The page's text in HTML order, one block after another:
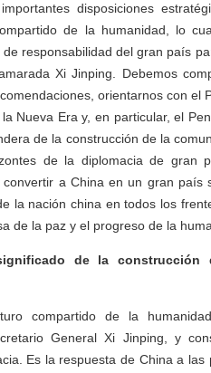
disposiciones
de la humanidad, lo
responsabilidad del gran país
Xi Jinping. Debemos
orientarnos con el
Nueva Era y, en particular, el
de la construcción de la
de la diplomacia de gran
a China en un gran país
la nación china en todos los
de la paz y el progreso de la
de la
compartido de la
General Xi Jinping, y
Es la respuesta de China a